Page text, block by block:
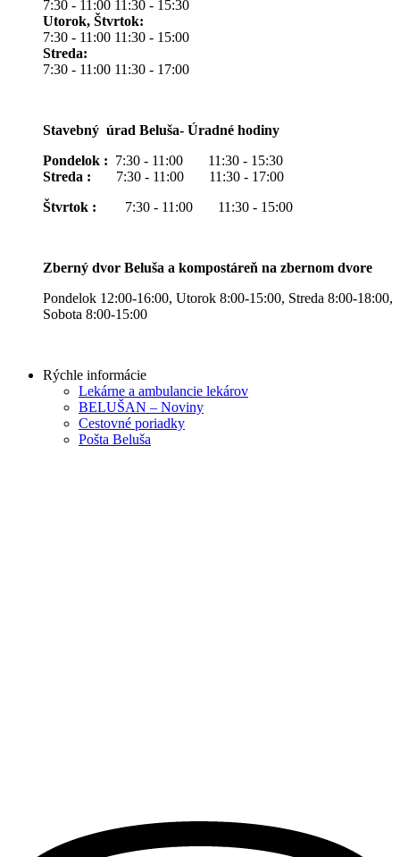
7:30 - 11:00 11:30 - 15:30
Utorok, Štvrtok:
7:30 - 11:00 11:30 - 15:00
Streda:
7:30 - 11:00 11:30 - 17:00
Stavebný úrad Beluša- Úradné hodiny
Pondelok : 7:30 - 11:00 11:30 - 15:30
Streda : 7:30 - 11:00 11:30 - 17:00
Štvrtok : 7:30 - 11:00 11:30 - 15:00
Zberný dvor Beluša a kompostáreň na zbernom dvore
Pondelok 12:00-16:00, Utorok 8:00-15:00, Streda 8:00-18:00,
Sobota 8:00-15:00
Rýchle informácie
Lekárne a ambulancie lekárov
BELUŠAN – Noviny
Cestovné poriadky
Pošta Beluša